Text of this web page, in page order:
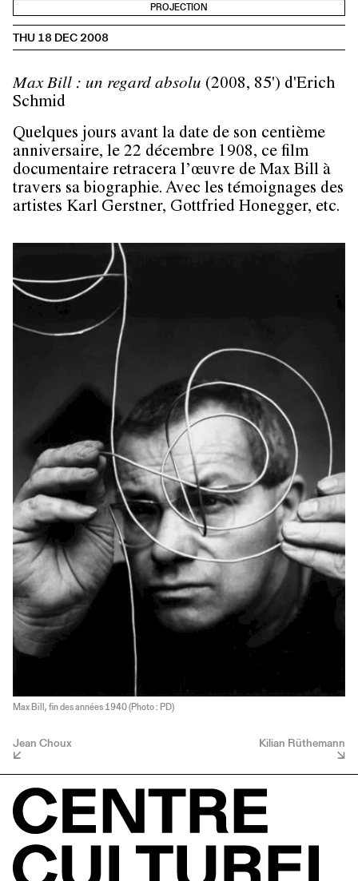
PROJECTION
THU 18 DEC 2008
Max Bill : un regard absolu (2008, 85') d'Erich
Schmid
Quelques jours avant la date de son centième
anniversaire, le 22 décembre 1908, ce film
documentaire retracera l’œuvre de Max Bill à
travers sa biographie. Avec les témoignages des
artistes Karl Gerstner, Gottfried Honegger, etc.
Max Bill, fin des années 1940 (Photo : PD)
Jean Choux Kilian Rüthemann